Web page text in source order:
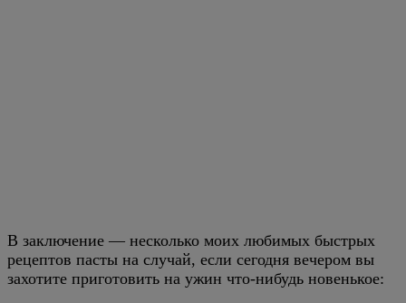
В заключение — несколько моих любимых быстрых
рецептов пасты на случай, если сегодня вечером вы
захотите приготовить на ужин что-нибудь новенькое: